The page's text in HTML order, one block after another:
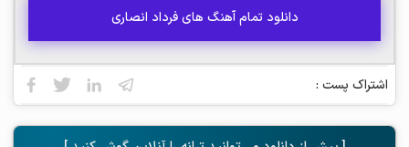
دانلود تمام آهنگ های فرداد انصاری
اشتراک پست :